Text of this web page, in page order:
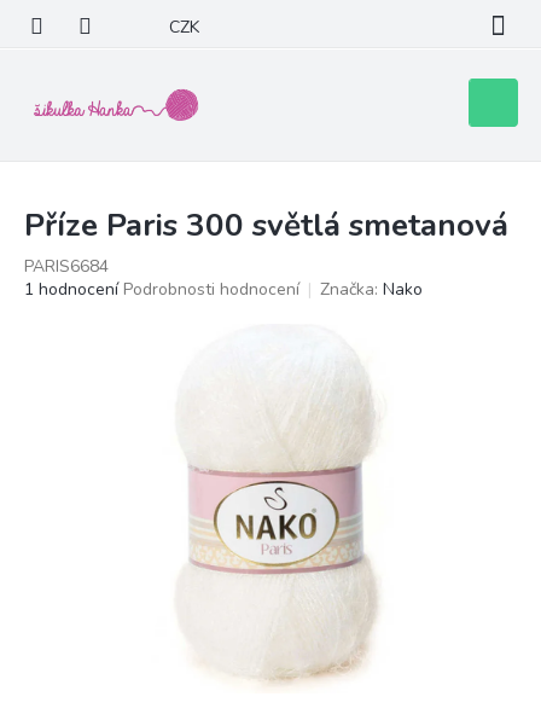
obsah
CZK
košík
Příze Paris 300 světlá smetanová
PARIS6684
Průměrné
1 hodnocení Podrobnosti hodnocení Značka: Nako